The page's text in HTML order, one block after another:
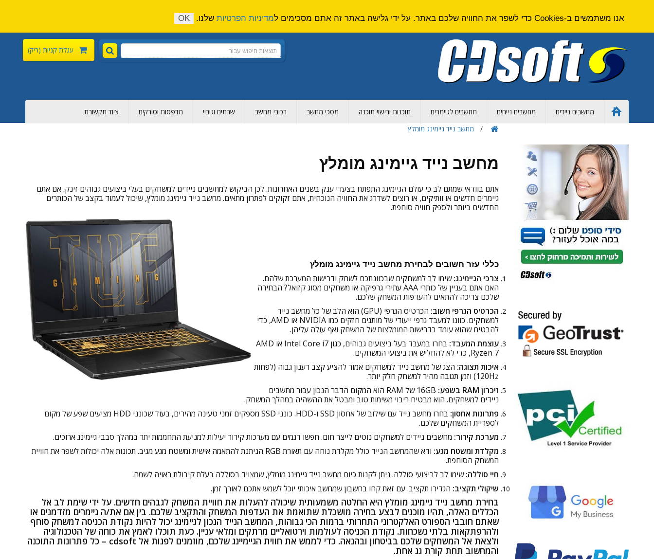
עגלת קניות (ריק)
Home
Page
מחשבים ניידים מחשבים נייחים מחשבים לגיימרים תוכנות ורישוי תוכנה מסכי מחשב רכיבי מחשב שרתים וגיבוי מדפסות וסורקים
ציוד תקשורת
מחשב נייד גיימינג מומלץ
מחשב נייד גיימינג מומלץ
אתם בוודאי שמתם לב כי עולם הגיימינג התפתח בצעדי ענק בשנים האחרונות. לכן הביקוש למחשבים ניידים למשחקים בעלי ביצועים גבוהים זינק. אם אתם
גיימרים חדשים או וותיקים, או רוצים לשדרג את החוויה הנוכחית, אתם זקוקים לפתרון מתאים. מחשב נייד גיימינג מומלץ, שיכול לעמוד בקצב של הכותרים
החדשים ביותר ולספק חוויה סוחפת.
כללי עזר חשובים לבחירת מחשב נייד גיימינג מומלץ
צרכי הגיימינג:שימו לב למשחקים שבכוונתכם לשחק ודרישות המערכת שלהם.
האם אתם בעניין של כותרי AAA עתירי גרפיקה או משחקים מסוג קזואל? הבחירה
שלכם צריכה להתאים להעדפות המשחק שלכם.
הכרטיס הגרפי חשוב:
הכרטיס הגרפי (GPU) הוא הלב של כל מחשב נייד
למשחקים. כוונו למעבד גרפי ייעודי של מותגים חזקים כמו NVIDIA או AMD, כדי
להבטיח שהוא עומד בדרישות המומלצות של המשחק ואף עולה עליהן.
עוצמת המעבד:
בחרו במעבד בעל ביצועים גבוהים, כגון Intel Core i7 או AMD
Ryzen 7, כדי לא להחליש את ביצועי המשחקים.
איכות תצוגה: הצג של מחשב נייד למשחקים אמור להציע קצב רענון גבוה (לפחות
120Hz) וזמן תגובה מהיר למשחק חלק יותר.
זיכרון RAM בשפע:
16GB של RAM הוא המקום הדבר הנכון עבור מחשבים
ניידים למשחקים. הוא מבטיח ריבוי משימות טוב ומבטל את ההשהיה במהלך המשחק.
פתרונות אחסון:
בחרו מחשב נייד עם שילוב של אחסון SSD ו-HDD. כונני SSD מספקים זמני טעינה מהירים, בעוד שכונני HDD מציעים שפע של מקום
לספריית המשחקים שלכם.
מערכת קירור: מחשבים ניידים למשחקים נוטים לייצר חום. חפשו דגמים עם מערכות קירור יעילות למניעת התחממות יתר במהלך סבבי גיימינג ארוכים.
מקלדת ומשטח מגע:
ודא שהמחשב הנייד כולל מקלדת נוחה עם תאורת RGB הניתנת להתאמה אישית ומשטח מגע מגיב. תכונות אלה יכולות לשפר את חוויית
המשחק הסוחפת.
חיי סוללה:שימו לב לביצועי סוללה. ניתן לקנות כיום מחשב נייד גיימינג מומלץ, שמצויד בסוללה בעלת קיבולת ראויה לשמה.
שיקולי תקציב: הגדירו תקציב. עם זאת קחו בחשבון שמחשב איכותי יוכל לשמש אתכם לאורך זמן.
בחירת מחשב נייד גיימינג מומלץ היא החלטה משמעותית שיכולה להעלות את חוויית המשחק לגבהים חדשים. על ידי שימת לב אל
הכללים האלה, תהיו מוכנים לבצע בחירה מושכלת שתואמת את העדפות המשחק והתקציב שלכם. בין אם את/ה גיימרים מזדמנים או
שאתם חובבי הספורט האלקטרוני התחרותי ברמות הכי גבוהות, המחשב הנייד הנכון לגיימינג יכול להיות נקודת הכניסה למשחק סוחף
ולהרפתקאות בלתי נשכחות. נקודת הכניסה לעולמות וירטואליים מרתקים ומלאי עניין. כעת תוכלו לאמץ את כוחה של הטכנולוגיה
ולצאת אל המשחקים שלכם בביטחון ובהנאה. כדי לממש את חווית הגיימיינג שלכם, מוזמנים לפנות אל cdsoft – כל פתרונות התוכנה
והמחשוב תחת קורת גג אחת.
אנו משתמשים ב-Cookies כדי לשפר את החוויה שלכם באתר. על ידי גלישה באתר זה אתם מסכימים ל מדיניות הפרטיות שלנו. OK